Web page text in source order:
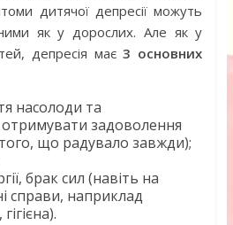
дитячої депресії можуть
як у дорослих. Але як у
депресія має3 основних
насолоди та
задоволення
що радувало завжди);
брак сил (навіть на
справи, наприклад